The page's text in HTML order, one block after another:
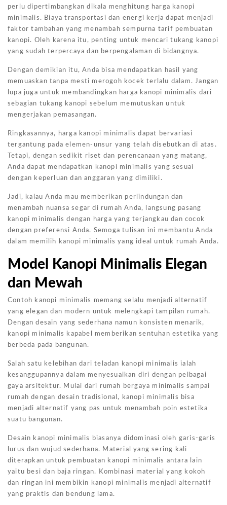
perlu dipertimbangkan dikala menghitung harga kanopi
minimalis. Biaya transportasi dan energi kerja dapat menjadi
faktor tambahan yang menambah sempurna tarif pembuatan
kanopi. Oleh karena itu, penting untuk mencari tukang kanopi
yang sudah terpercaya dan berpengalaman di bidangnya.
Dengan demikian itu, Anda bisa mendapatkan hasil yang
memuaskan tanpa mesti merogoh kocek terlalu dalam. Jangan
lupa juga untuk membandingkan harga kanopi minimalis dari
sebagian tukang kanopi sebelum memutuskan untuk
mengerjakan pemasangan.
Ringkasannya, harga kanopi minimalis dapat bervariasi
tergantung pada elemen-unsur yang telah disebutkan di atas.
Tetapi, dengan sedikit riset dan perencanaan yang matang,
Anda dapat mendapatkan kanopi minimalis yang sesuai
dengan keperluan dan anggaran yang dimiliki.
Jadi, kalau Anda mau memberikan perlindungan dan
menambah nuansa segar di rumah Anda, langsung pasang
kanopi minimalis dengan harga yang terjangkau dan cocok
dengan preferensi Anda. Semoga tulisan ini membantu Anda
dalam memilih kanopi minimalis yang ideal untuk rumah Anda.
Model Kanopi Minimalis Elegan
dan Mewah
Contoh kanopi minimalis memang selalu menjadi alternatif
yang elegan dan modern untuk melengkapi tampilan rumah.
Dengan desain yang sederhana namun konsisten menarik,
kanopi minimalis kapabel memberikan sentuhan estetika yang
berbeda pada bangunan.
Salah satu kelebihan dari teladan kanopi minimalis ialah
kesanggupannya dalam menyesuaikan diri dengan pelbagai
gaya arsitektur. Mulai dari rumah bergaya minimalis sampai
rumah dengan desain tradisional, kanopi minimalis bisa
menjadi alternatif yang pas untuk menambah poin estetika
suatu bangunan.
Desain kanopi minimalis biasanya didominasi oleh garis-garis
lurus dan wujud sederhana. Material yang sering kali
diterapkan untuk pembuatan kanopi minimalis antara lain
yaitu besi dan baja ringan. Kombinasi material yang kokoh
dan ringan ini membikin kanopi minimalis menjadi alternatif
yang praktis dan bendung lama.